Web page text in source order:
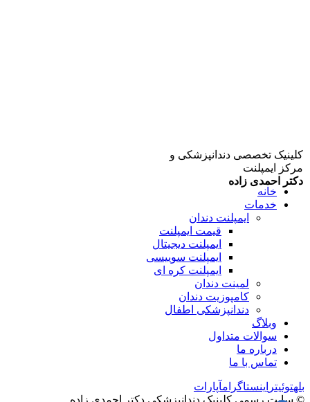
کلینیک تخصصی دندانپزشکی و
مرکز ایمپلنت
دکتر احمدی زاده
خانه
خدمات
ایمپلنت دندان
قیمت ایمپلنت
ایمپلنت دیجیتال
ایمپلنت سوییسی
ایمپلنت کره ای
لمینت دندان
کامپوزیت دندان
دندانپزشکی اطفال
وبلاگ
سوالات متداول
درباره ما
تماس با ما
بلهتوئیتر اینستاگرامآپارات
© سایت رسمی کلینیک دندانپزشکی دکتر احمدی زاده